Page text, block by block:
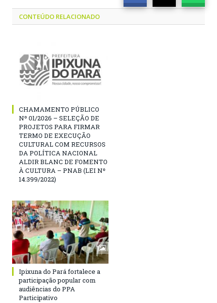
CONTEÚDO RELACIONADO
CHAMAMENTO PÚBLICO
Nº 01/2026 – SELEÇÃO DE
PROJETOS PARA FIRMAR
TERMO DE EXECUÇÃO
CULTURAL COM RECURSOS
DA POLÍTICA NACIONAL
ALDIR BLANC DE FOMENTO
À CULTURA – PNAB (LEI Nº
14.399/2022)
Ipixuna do Pará fortalece a
participação popular com
audiências do PPA
Participativo